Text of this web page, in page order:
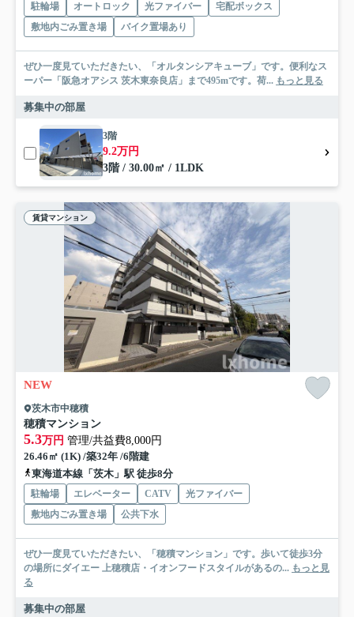
駐輪場 オートロック 光ファイバー
宅配ボックス
敷地内ごみ置き場
バイク置場あり
ぜひ一度見ていただきたい、「オルタンシアキューブ」です。便利なス
ーパー「阪急オアシス 茨木東奈良店」まで495mです。荷... もっと見る
募集中の部屋
3階
9.2万円
3階 / 30.00㎡ / 1LDK
賃貸マンション
NEW
茨木市中穂積
穂積マンション
5.3万円 管理/共益費8,000円
26.46㎡ (1K) /築32年 /6階建
東海道本線「茨木」駅 徒歩8分
駐輪場 エレベーター CATV
光ファイバー
敷地内ごみ置き場
公共下水
ぜひ一度見ていただきたい、「穂積マンション」です。歩いて徒歩3分
の場所にダイエー 上穂積店・イオンフードスタイルがあるの... もっと見
る
募集中の部屋